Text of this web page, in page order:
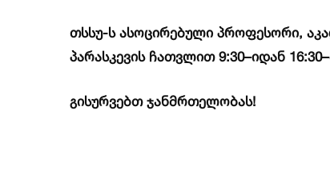
თსსუ-ს ასოცირებული პროფესორი,
პარასკევის ჩათვლით 9:30–იდან
გისურვებთ ჯანმრთელობას!